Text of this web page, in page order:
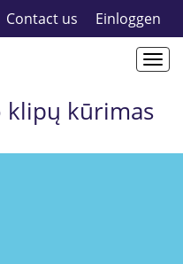
Contact us Einloggen
klipų kūrimas